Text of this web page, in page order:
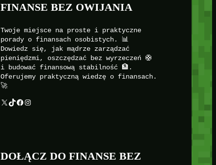
FINANSE BEZ OWIJANIA
Twoje miejsce na proste i praktyczne
porady o finansach osobistych. 📊
Dowiedz się, jak mądrze zarządzać
pieniędzmi, oszczędzać bez wyrzeczeń 🛟
i budować finansową stabilność 🏦.
Oferujemy praktyczną wiedzę o finansach.
🚀
X TikTok Facebook Instagram
DOŁĄCZ DO FINANSE BEZ